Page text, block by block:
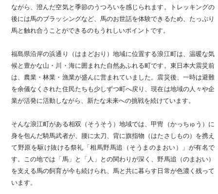
ながら、澄んだ空気と季節のうつろいを感じられます。トレッキングの
後には馬のブラッシングなど、馬のお世話を体験できるため、たっぷり
馬と触れ合うことができるのもうれしいポイントです。
福島県沿岸の浜通り（はまどおり）地域に位置する浪江町は、温暖な気
候と豊かな山・川・海に囲まれた自然あふれる町です。東日本大震災前
は、農業・林業・漁業が盛んに営まれていました。震災後、一時は避難
を余儀なくされた住民たちも少しずつ町へ戻り、現在は地域の人々や企
業が活発に活動しながら、新たな未来への挑戦を続けています。
そんな浪江町がある相双（そうそう）地域では、甲冑（かっちゅう）に
身を包んだ騎馬武者が、腰に太刀、背に旗指物（はたさしもの）を携え
て野原を駆け抜ける祭礼「相馬野馬追（そうまのまおい）」が有名で
す。この地では「馬」と「人」との関わりが深く、野馬追（のまおい）
を支える馬の飼育が今も続けられ、馬と共に暮らす日常が色濃く残って
います。